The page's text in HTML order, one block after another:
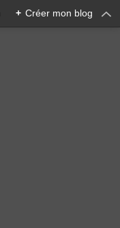
+ Créer mon blog